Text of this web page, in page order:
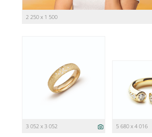
2 250 x 1 500
3 052 x 3 052 5 680 x 4 016